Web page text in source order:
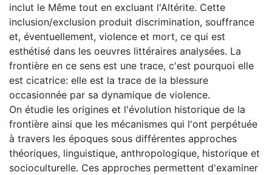
inclut le Même tout en excluant l'Altérite. Cette
inclusion/exclusion produit discrimination, souffrance
et, éventuellement, violence et mort, ce qui est
esthétisé dans les oeuvres littéraires analysées. La
frontière en ce sens est une trace, c'est pourquoi elle
est cicatrice: elle est la trace de la blessure
occasionnée par sa dynamique de violence.
On étudie les origines et l'évolution historique de la
frontière ainsi que les mécanismes qui l'ont perpétuée
à travers les époques sous différentes approches
théoriques, linguistique, anthropologique, historique et
socioculturelle. Ces approches permettent d'examiner